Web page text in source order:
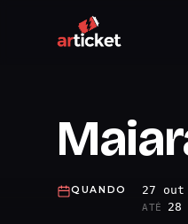
QUANDO 27 out
ATÉ 28